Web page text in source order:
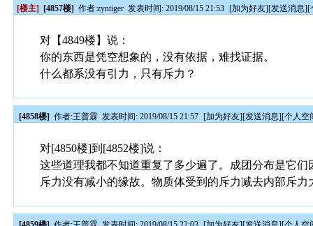
[楼主] [4857楼] 作者:zyntiger 发表时间: 2019/08/15 21:53 [加为好友][发送消息][
对【4849楼】说：
你的东西是凭空想象的，没有依据，难找证据。
什么都系没有引力，只有斥力？
[4858楼] 作者:王普霖 发表时间: 2019/08/15 21:57 [加为好友][发送消息][个人空
对[4850楼]到[4852楼]说：
这些道理我都不知道重复了多少遍了。成团分布是它
斥力没有减小的缘故。物质体受到的斥力减去内部斥